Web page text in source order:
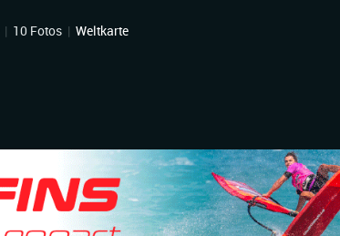
| 10 Fotos | Weltkarte